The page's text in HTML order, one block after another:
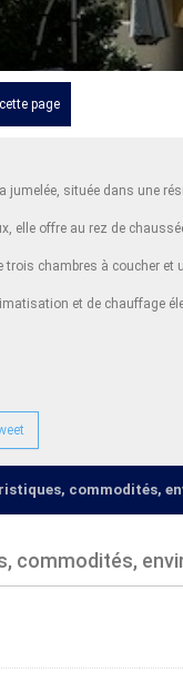
page
jumelée, située dans une
elle offre au rez de
trois chambres à coucher et
et de chauffage
commodités,
commodités,